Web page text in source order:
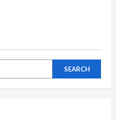
SEARCH